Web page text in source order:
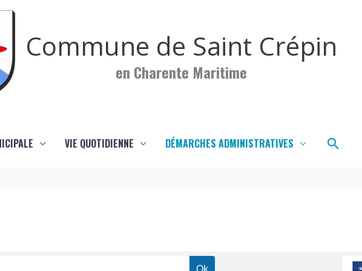
Commune de Saint Crépin
en Charente Maritime
VIE QUOTIDIENNE DÉMARCHES ADMINISTRATIVES